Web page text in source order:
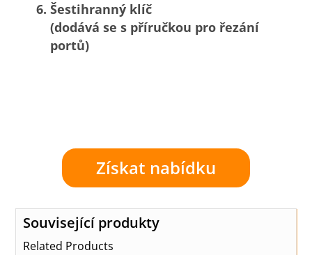
Šestihranný klíč
(dodává se s příručkou pro řezání
portů)
Získat nabídku
Související produkty
Related Products